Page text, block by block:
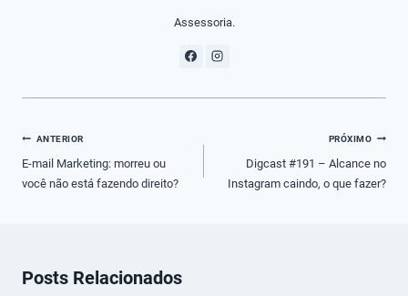
Assessoria.
Navegação
de
Post
ANTERIOR
E-mail Marketing: morreu ou
você não está fazendo direito?
PRÓXIMO
Digcast #191 – Alcance no
Instagram caindo, o que fazer?
Posts Relacionados